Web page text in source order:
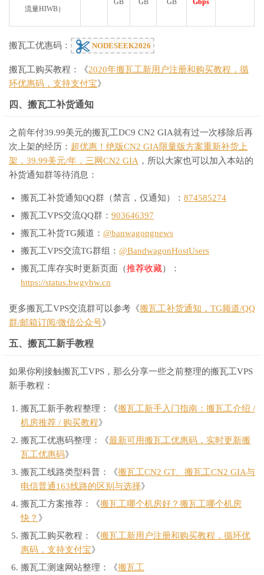
流量HIWB）
GB GB GB Gbps
搬瓦工优惠码： NODESEEK2026
搬瓦工购买教程：《2020年搬瓦工新用户注册和购买教程，循
环优惠码，支持支付宝》
四、搬瓦工补货通知
之前年付39.99美元的搬瓦工DC9 CN2 GIA就有过一次移除后再
次上架的经历： 超优惠！绝版CN2 GIA限量版方案重新补货上
架，39.99美元/年，三网CN2 GIA ，所以大家也可以加入本站的
补货通知群等待消息：
搬瓦工补货通知QQ群（禁言，仅通知）： 874585274
搬瓦工VPS交流QQ群： 903646397
搬瓦工补货TG频道： @banwagongnews
搬瓦工VPS交流TG群组： @BandwagonHostUsers
搬瓦工库存实时更新页面（推荐收藏）：
https://status.bwgyhw.cn
更多搬瓦工VPS交流群可以参考《搬瓦工补货通知，TG频道/QQ
群/邮箱订阅/微信公众号》
五、搬瓦工新手教程
如果你刚接触搬瓦工VPS，那么分享一些之前整理的搬瓦工VPS
新手教程：
搬瓦工新手教程整理：《搬瓦工新手入门指南：搬瓦工介绍 /
机房推荐 / 购买教程》
搬瓦工优惠码整理：《最新可用搬瓦工优惠码，实时更新搬
瓦工优惠码》
搬瓦工线路类型科普：《搬瓦工CN2 GT、搬瓦工CN2 GIA与
电信普通163线路的区别与选择》
搬瓦工方案推荐：《搬瓦工哪个机房好？搬瓦工哪个机房
快？ 》
搬瓦工购买教程：《搬瓦工新用户注册和购买教程，循环优
惠码，支持支付宝》
搬瓦工测速网站整理：《搬瓦工